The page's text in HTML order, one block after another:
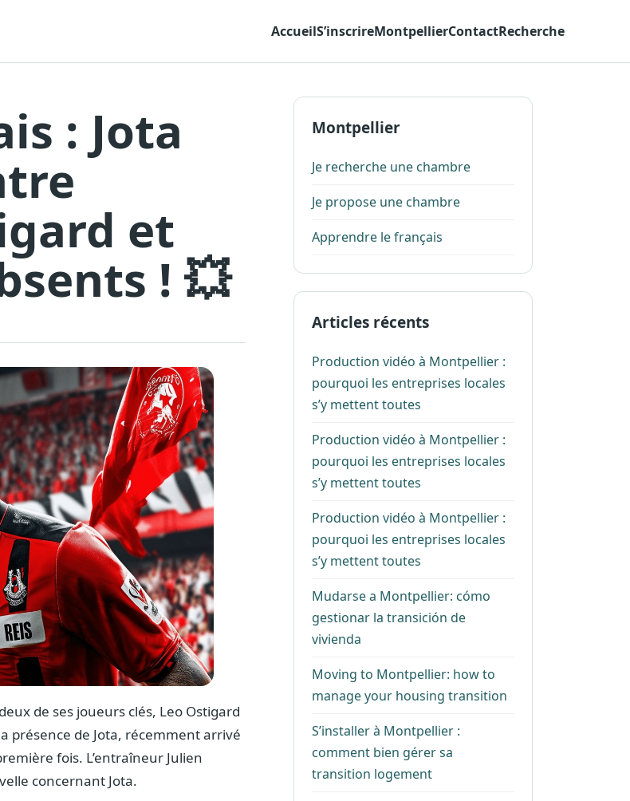
AccueilS’inscrireMontpellierContactRecherche
: Jota
et
! 💥
de ses joueurs clés, Leo Ostigard
présence de Jota, récemment arrivé
fois. L’entraîneur Julien
concernant Jota.
Montpellier
Je recherche une chambre
Je propose une chambre
Apprendre le français
Articles récents
Production vidéo à Montpellier :
pourquoi les entreprises locales
s’y mettent toutes
Production vidéo à Montpellier :
pourquoi les entreprises locales
s’y mettent toutes
Production vidéo à Montpellier :
pourquoi les entreprises locales
s’y mettent toutes
Mudarse a Montpellier: cómo
gestionar la transición de
vivienda
Moving to Montpellier: how to
manage your housing transition
S’installer à Montpellier :
comment bien gérer sa
transition logement